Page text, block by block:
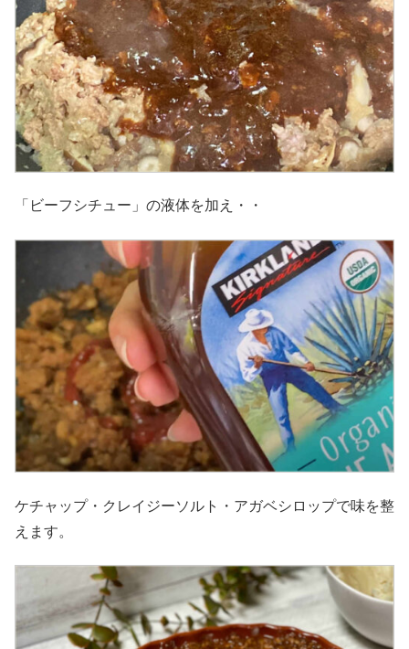
「ビーフシチュー」の液体を加え・・
ケチャップ・クレイジーソルト・アガベシロップで味を整
えます。